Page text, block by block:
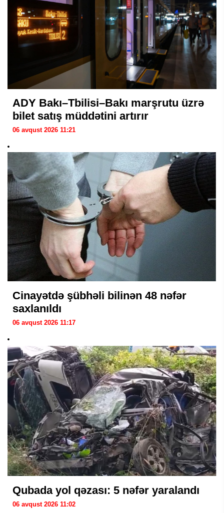
ADY Bakı–Tbilisi–Bakı marşrutu üzrə
bilet satış müddətini artırır
06 avqust 2026 11:21
Cinayətdə şübhəli bilinən 48 nəfər
saxlanıldı
06 avqust 2026 11:17
Qubada yol qəzası: 5 nəfər yaralandı
06 avqust 2026 11:02